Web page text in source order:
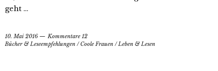
geht …
10. Mai 2016
Kommentare 12
Bücher & Leseempfehlungen /Coole Frauen /Leben & Lesen